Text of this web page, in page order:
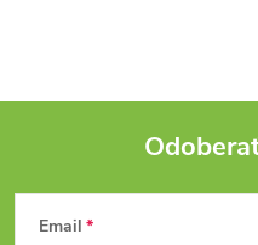
Z Email